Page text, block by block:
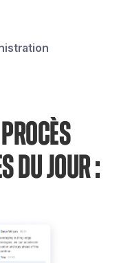
DU JOUR :